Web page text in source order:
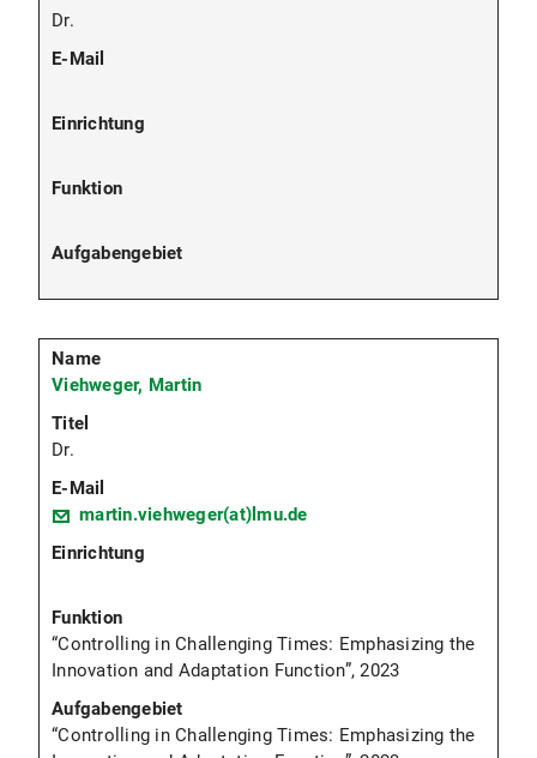
Dr.
Viehweger, Martin
Dr.
martin.viehweger(at)lmu.de
“Controlling in Challenging Times: Emphasizing the
Innovation and Adaptation Function”, 2023
“Controlling in Challenging Times: Emphasizing the